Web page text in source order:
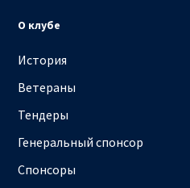
О клубе
История
Ветераны
Тендеры
Генеральный спонсор
Спонсоры